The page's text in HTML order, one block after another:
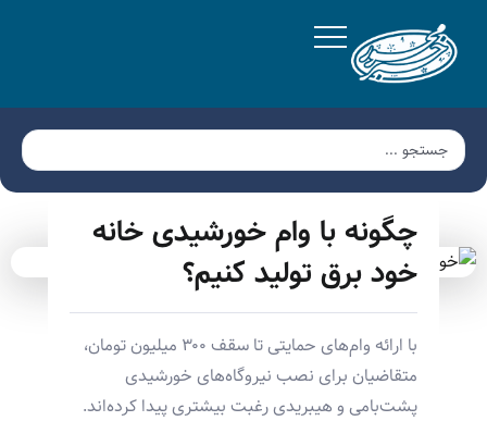
چگونه با وام خورشیدی خانه
خود برق تولید کنیم؟
با ارائه وام‌های حمایتی تا سقف ۳۰۰ میلیون تومان،
متقاضیان برای نصب نیروگاه‌های خورشیدی
پشت‌بامی و هیبریدی رغبت بیشتری پیدا کرده‌اند.